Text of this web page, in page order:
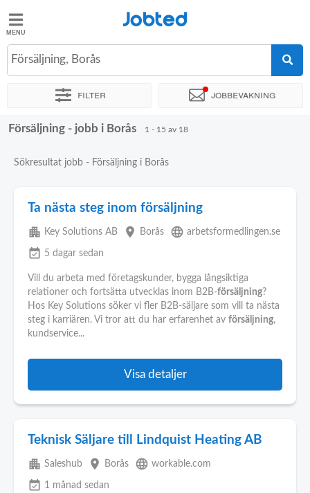
Jobted
Jobb
Jobted
Försäljning, Borås
Filter Jobbevakning
Sortera efter Exakt plats Företag
Försäljning - jobb i Borås 1 - 15 av 18
Sökresultat jobb - Försäljning i Borås
Ta nästa steg inom försäljning
apartment Key Solutions AB place Borås language arbetsformedlingen.se
event_available 5 dagar sedan
Vill du arbeta med företagskunder, bygga långsiktiga
relationer och fortsätta utvecklas inom B2B-försäljning?
Hos Key Solutions söker vi fler B2B-säljare som vill ta nästa
steg i karriären. Vi tror att du har erfarenhet av försäljning,
kundservice...
Visa detaljer
Teknisk Säljare till Lindquist Heating AB
apartment Saleshub place Borås language workable.com
event_available 1 månad sedan